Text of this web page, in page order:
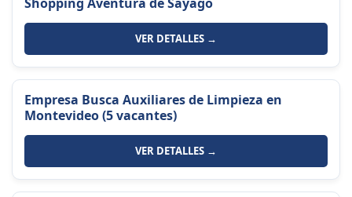
VER DETALLES →
Empresa Busca Auxiliares de Limpieza en
Montevideo (5 vacantes)
VER DETALLES →